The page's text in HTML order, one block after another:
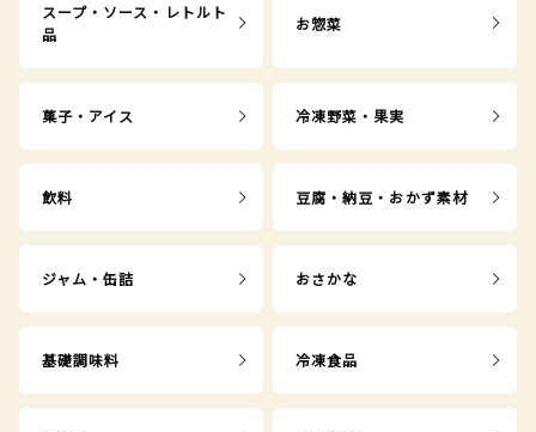
スープ・ソース・レトルト
品
お惣菜
菓子・アイス 冷凍野菜・果実
飲料 豆腐・納豆・おかず素材
ジャム・缶詰 おさかな
基礎調味料 冷凍食品